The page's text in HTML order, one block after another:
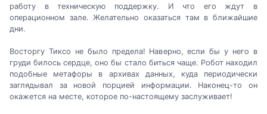
работу в техническую поддержку. И что его ждут в
операционном зале. Желательно оказаться там в ближайшие
дни.
Восторгу Тиксо не было предела! Наверно, если бы у него в
груди билось сердце, оно бы стало биться чаще. Робот находил
подобные метафоры в архивах данных, куда периодически
заглядывал за новой порцией информации. Наконец-то он
окажется на месте, которое по-настоящему заслуживает!